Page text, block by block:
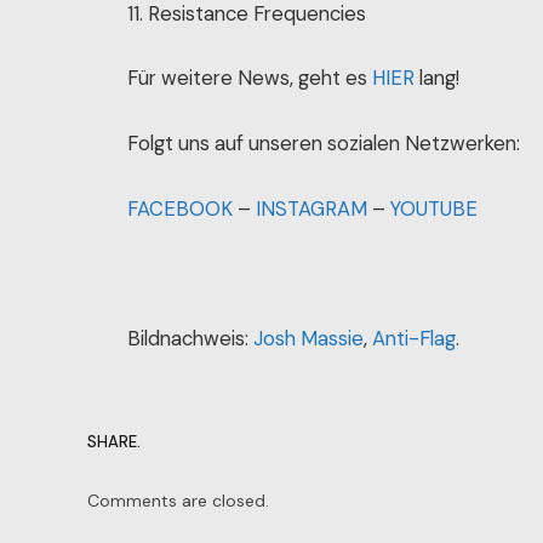
11. Resistance Frequencies
Für weitere News, geht es HIER lang!
Folgt uns auf unseren sozialen Netzwerken:
FACEBOOK – INSTAGRAM –YOUTUBE
Bildnachweis:Josh Massie,Anti-Flag.
SHARE.
Comments are closed.